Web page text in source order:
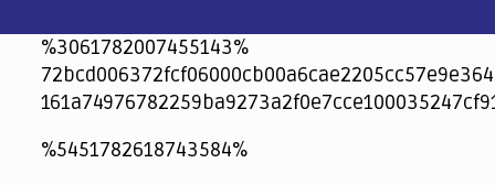
%3061782007455143%
jeetcity
1xbet
jeet city casino
%5451782618743584%